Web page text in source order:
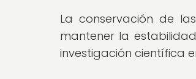
La conservación de
mantener la
investigación científica